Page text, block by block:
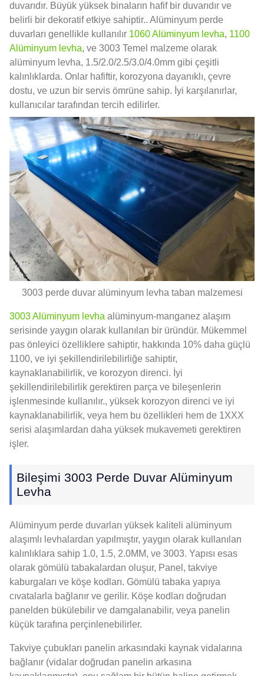
duvarıdır. Büyük yüksek binaların hafif bir duvarıdır ve
belirli bir dekoratif etkiye sahiptir.. Alüminyum perde
duvarları genellikle kullanılır 1060 Alüminyum levha, 1100
Alüminyum levha, ve 3003 Temel malzeme olarak
alüminyum levha, 1.5/2.0/2.5/3.0/4.0mm gibi çeşitli
kalınlıklarda. Onlar hafiftir, korozyona dayanıklı, çevre
dostu, ve uzun bir servis ömrüne sahip. İyi karşılanırlar,
kullanıcılar tarafından tercih edilirler.
3003 perde duvar alüminyum levha taban malzemesi
3003 Alüminyum levha alüminyum-manganez alaşım
serisinde yaygın olarak kullanılan bir üründür. Mükemmel
pas önleyici özelliklere sahiptir, hakkında 10% daha güçlü
1100, ve iyi şekillendirilebilirliğe sahiptir,
kaynaklanabilirlik, ve korozyon direnci. İyi
şekillendirilebilirlik gerektiren parça ve bileşenlerin
işlenmesinde kullanılır., yüksek korozyon direnci ve iyi
kaynaklanabilirlik, veya hem bu özellikleri hem de 1XXX
serisi alaşımlardan daha yüksek mukavemeti gerektiren
işler.
Bileşimi 3003 Perde Duvar Alüminyum
Levha
Alüminyum perde duvarları yüksek kaliteli alüminyum
alaşımlı levhalardan yapılmıştır, yaygın olarak kullanılan
kalınlıklara sahip 1.0, 1.5, 2.0MM, ve 3003. Yapısı esas
olarak gömülü tabakalardan oluşur, Panel, takviye
kaburgaları ve köşe kodları. Gömülü tabaka yapıya
cıvatalarla bağlanır ve gerilir. Köşe kodları doğrudan
panelden bükülebilir ve damgalanabilir, veya panelin
küçük tarafına perçinlenebilirler.
Takviye çubukları panelin arkasındaki kaynak vidalarına
bağlanır (vidalar doğrudan panelin arkasına